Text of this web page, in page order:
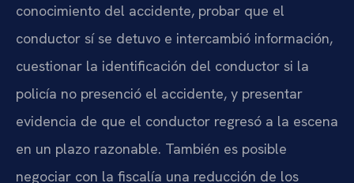
conocimiento del accidente, probar que el
conductor sí se detuvo e intercambió información,
cuestionar la identificación del conductor si la
policía no presenció el accidente, y presentar
evidencia de que el conductor regresó a la escena
en un plazo razonable. También es posible
negociar con la fiscalía una reducción de los